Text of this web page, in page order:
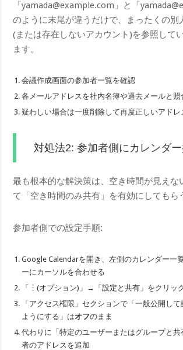
「yamada@example.com」と「
のように末尾が違うだけで、まったくの別
(または存在しないアカウント)を参照して
ます。
会議作成画面の参加者一覧を確認
各メールアドレスを社内名簿や過去メールと照
疑わしい場合は一度削除して再度正しいアドレ
対処法2: 参加者側にカレンダ
最も根本的な解決策は、空き時間が見えな
て「空き時間のみ共有」を有効にしてもら
参加者側での設定手順:
Google Calendarを開き、左側のカレンダー一
ーにカーソルを合わせる
「︙(オプション)」→「設定と共有」をクリッ
「アクセス権限」セクションで「一般公開し
ようにする」はオフのまま
代わりに「特定のユーザーまたはグループと
者のアドレスを追加